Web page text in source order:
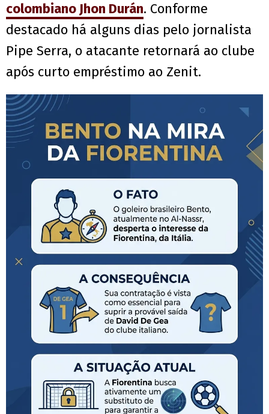
colombiano Jhon Durán. Conforme
destacado há alguns dias pelo jornalista
Pipe Serra, o atacante retornará ao clube
após curto empréstimo ao Zenit.